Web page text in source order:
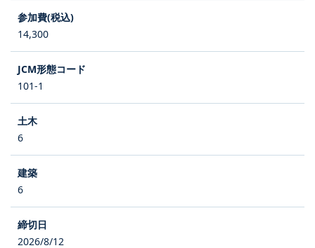
14,300
101-1
6
6
2026/8/12